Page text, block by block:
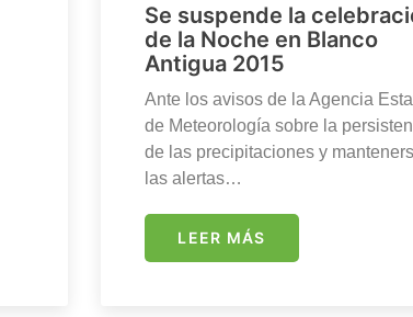
Se suspende la
de la Noche en Blanco
Antigua 2015
Ante los avisos de la Agencia
de Meteorología sobre la
de las precipitaciones y
las alertas…
LEER MÁS